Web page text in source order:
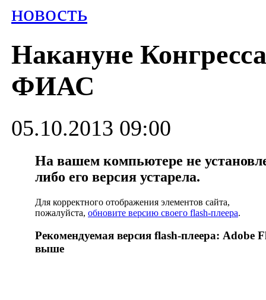
новость
Накануне Конгресса
ФИАС
05.10.2013 09:00
На вашем компьютере не
либо его версия устарела.
Для корректного отображения элементов сайта,
пожалуйста, обновите версию своего flash-плеера.
Рекомендуемая версия flash-плеера: Adobe
выше